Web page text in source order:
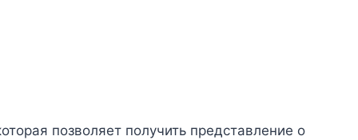
позволяет получить представление о